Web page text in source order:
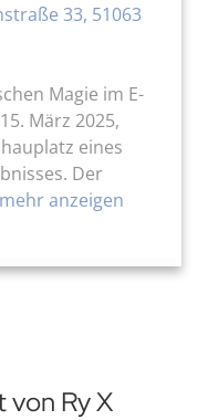
33, 51063
Magie im E-
März 2025,
eines
Der
mehr anzeigen
von Ry X